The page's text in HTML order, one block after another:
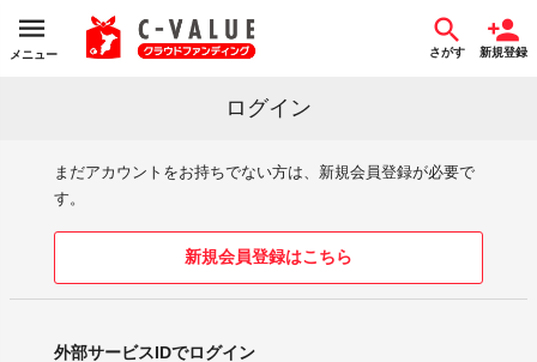
メニュー さがす 新規登録
ログイン
まだアカウントをお持ちでない方は、新規会員登録が必要で
す。
新規会員登録はこちら
外部サービスIDでログイン